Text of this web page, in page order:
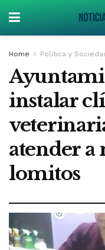
Home Política y
instalar
atender a
lomitos